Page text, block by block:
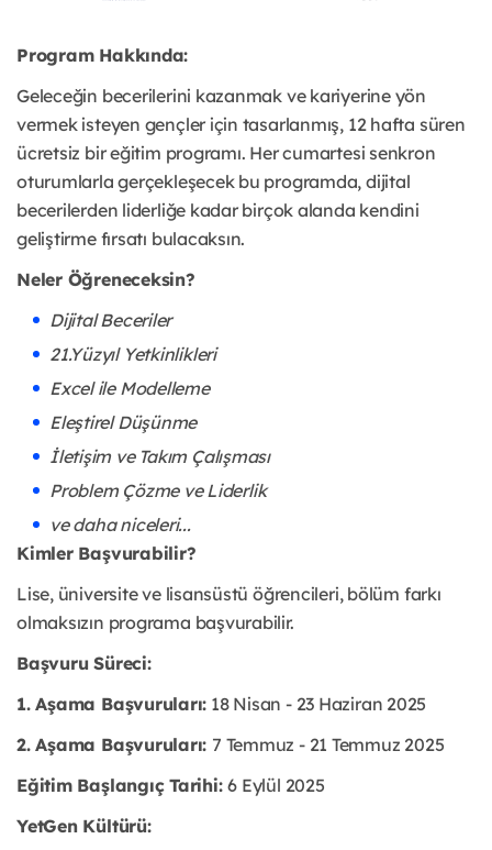
Program Hakkında:
Geleceğin becerilerini kazanmak ve kariyerine yön
vermek isteyen gençler için tasarlanmış, 12 hafta süren
ücretsiz bir eğitim programı. Her cumartesi senkron
oturumlarla gerçekleşecek bu programda, dijital
becerilerden liderliğe kadar birçok alanda kendini
geliştirme fırsatı bulacaksın.
Neler Öğreneceksin?
Dijital Beceriler
21.Yüzyıl Yetkinlikleri
Excel ile Modelleme
Eleştirel Düşünme
İletişim ve Takım Çalışması
Problem Çözme ve Liderlik
ve daha niceleri...
Kimler Başvurabilir?
Lise, üniversite ve lisansüstü öğrencileri, bölüm farkı
olmaksızın programa başvurabilir.
Başvuru Süreci:
1. Aşama Başvuruları: 18 Nisan - 23 Haziran 2025
2. Aşama Başvuruları: 7 Temmuz - 21 Temmuz 2025
Eğitim Başlangıç Tarihi:6 Eylül 2025
YetGen Kültürü: